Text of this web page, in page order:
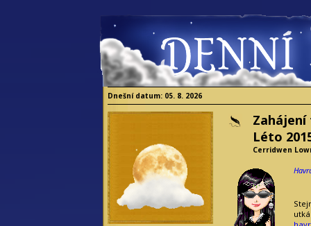
Dnešní datum: 05. 8. 2026
Léto
Cerridwen